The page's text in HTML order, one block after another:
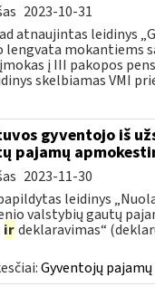
2023-10-31
atnaujintas leidinys
lengvata mokantiems
į III pakopos
skelbiamas VMI
gyventojo iš
pajamų
2023-11-30
leidinys
valstybių gautų
irdeklaravimas“
Gyventojų